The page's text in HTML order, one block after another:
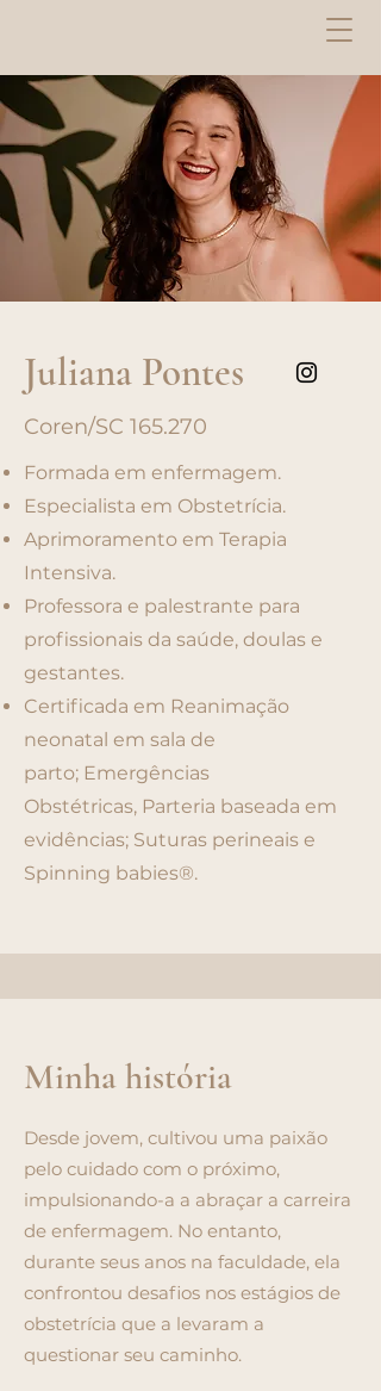
Juliana Pontes
Coren/SC 165.270
Formada em enfermagem.
Especialista em Obstetrícia.
Aprimoramento em Terapia
Intensiva.
Professora e palestrante para
profissionais da saúde, doulas e
gestantes.
Certificada em Reanimação
neonatal em sala de
parto; Emergências
Obstétricas, Parteria baseada em
evidências; Suturas perineais e
Spinning babies®.
Minha história
Desde jovem, cultivou uma paixão
pelo cuidado com o próximo,
impulsionando-a a abraçar a carreira
de enfermagem. No entanto,
durante seus anos na faculdade, ela
confrontou desafios nos estágios de
obstetrícia que a levaram a
questionar seu caminho.